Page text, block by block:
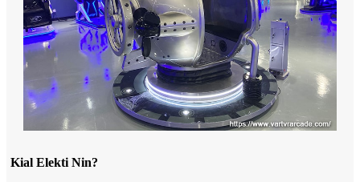
Kial Elekti Nin?